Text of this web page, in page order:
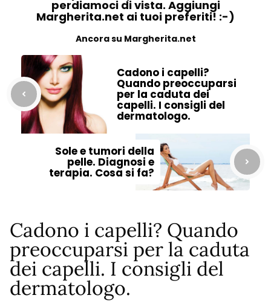
perdiamoci di vista. Aggiungi
Margherita.net ai tuoi preferiti! :-)
Ancora su Margherita.net
Cadono i capelli?
Quando preoccuparsi
per la caduta dei
capelli. I consigli del
dermatologo.
Sole e tumori della
pelle. Diagnosi e
terapia. Cosa si fa?
Cadono i capelli? Quando
preoccuparsi per la caduta
dei capelli. I consigli del
dermatologo.